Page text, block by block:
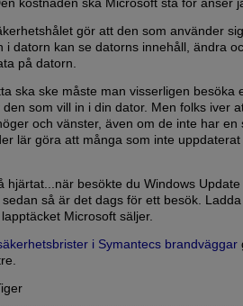
kostnaden ska Microsoft stå för anser
gör att den som använder
i datorn kan se datorns innehåll, ändra
på datorn.
ska ske måste man visserligen besöka
den som vill in i din dator. Men folks iver
och vänster, även om de inte har en
lär göra att många som inte
hjärtat...när besökte du Windows
så är det dags för ett besök.
lapptäcket Microsoft säljer.
i Symantecs brandväggar